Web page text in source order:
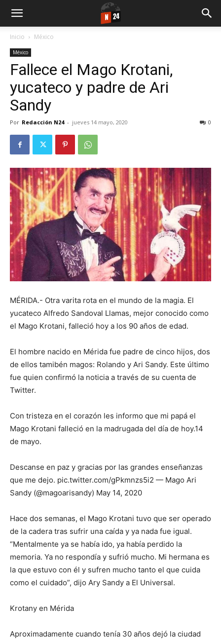
Inicio México
México
Fallece el Mago Krotani,
yucateco y padre de Ari
Sandy
Por Redacción N24 - jueves 14 mayo, 2020 0
MÉRIDA.- Otra varita rota en el mundo de la magia. El
yucateco Alfredo Sandoval Llamas, mejor conocido como
el Mago Krotani, falleció hoy a los 90 años de edad.
El hombre nacido en Mérida fue padre de cinco hijos, dos
de ellos tamibén magos: Rolando y Ari Sandy. Este último
fue quien confirmó la noticia a través de su cuenta de
Twitter.
Con tristeza en el corazón les informo que mi papá el
Mago Krotani falleció en la madrugada del día de hoy.14
de mayo.
Descanse en paz y gracias por las grandes enseñanzas
que me dejo. pic.twitter.com/gPkmnzs5i2 — Mago Ari
Sandy (@magoarisandy) May 14, 2020
Hace dos semanas, el Mago Krotani tuvo que ser operado
de la cadera tras sufrir una caída y ya nada fue igual.
“Mentalmente ya se había ido, ya había perdido la
memoria. Ya no respondía y sufrió mucho. Mi hermana es
la que estuvo con él y sufren mucho tanto el que cuida
como el cuidado”, dijo Ary Sandy a El Universal.
Krotany en Mérida
Aproximadamente cuando tenía 30 años dejó la ciudad